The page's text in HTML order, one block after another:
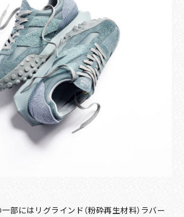
部にはリグラインド（粉砕再生材料）ラバー